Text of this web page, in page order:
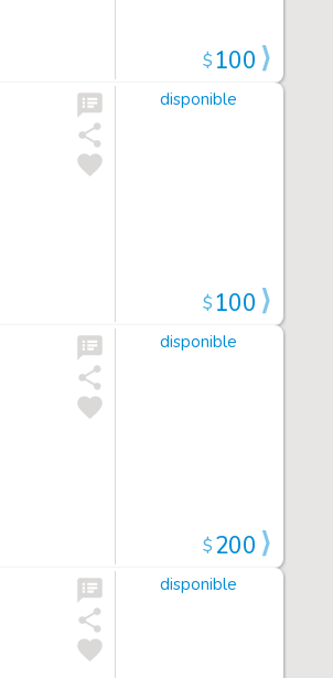
$100
disponible
$100
disponible
$200
disponible